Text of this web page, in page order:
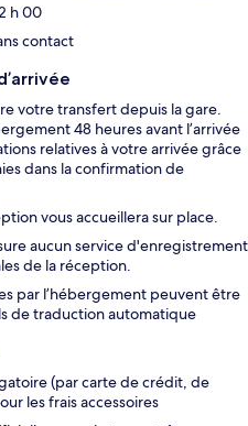
h 00
contact
votre transfert depuis la gare.
48 heures avant l’arrivée
relatives à votre arrivée grâce
dans la confirmation de
vous accueillera sur place.
aucun service d'enregistrement
de la réception.
par l’hébergement peuvent être
de traduction automatique
(par carte de crédit, de
les frais accessoires